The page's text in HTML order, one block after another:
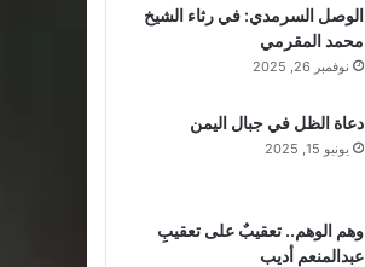
الوصل السرمدي: في رثاء الشيخ
محمد المقرمي
نوفمبر 26, 2025
دعاة الظل في جبال اليمن
يونيو 15, 2025
وهم الوهم.. تعقيبٌ على تعقيبِ
عبدالمنعم أديب